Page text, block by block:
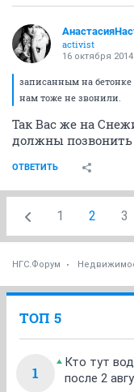
activist
16 октября 2014
записанным на
нам тоже не звонили.
Так Вас же на
должны позвонить
ОТВЕТИТЬ
1 2 3
НГС.Форум
ТОП 5
1
Кто тут
после 2